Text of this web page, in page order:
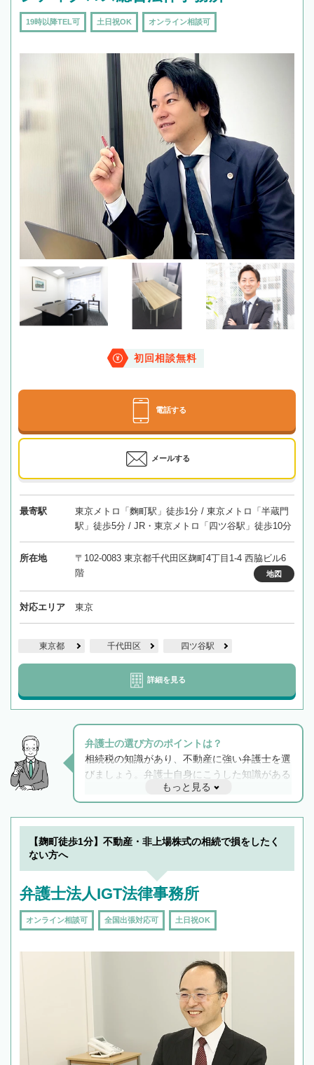
19時以降TEL可 土日祝OK オンライン相談可
初回相談無料
電話する
メールする
最寄駅
東京メトロ「麴町駅」徒歩1分 / 東京メトロ「半蔵門
駅」徒歩5分 / JR・東京メトロ「四ツ谷駅」徒歩10分
所在地
〒102-0083 東京都千代田区麹町4丁目1-4 西脇ビル6
階
地図
対応エリア 東京
東京都 千代田区 四ツ谷駅
詳細を見る
弁護士の選び方のポイントは？
相続税の知識があり、不動産に強い弁護士を選
びましょう。弁護士自身にこうした知識がある
と他士業との連携もスムーズに進み、トラブル
解決のみならず相続をトータルで任せることが
できます。また、相続は感情がからむ分野なの
でフィーリングも重要です。実際に電話や面談
で複数の弁護士と会話をしてウマが合う方に依
もっと見る
【麹町徒歩1分】不動産・非上場株式の相続で損をしたく
ない方へ
弁護士法人IGT法律事務所
オンライン相談可 全国出張対応可 土日祝OK